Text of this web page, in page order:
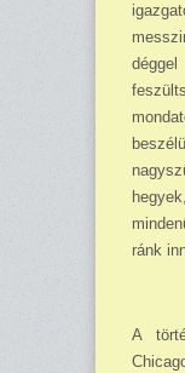
ránk
A